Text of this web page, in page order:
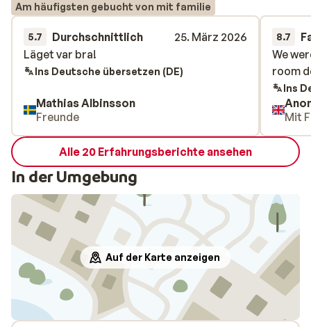
Am häufigsten gebucht von mit familie
5.7 Durchschnittlich
25. März 2026
Läget var bra!
Läget var bra!
Ins Deutsche übersetzen (DE)
Mathias Albinsson
Freunde
8.7
We
room
We
room
Ins
Mit
Alle 20 Erfahrungsberichte ansehen
In der Umgebung
Auf der Karte anzeigen